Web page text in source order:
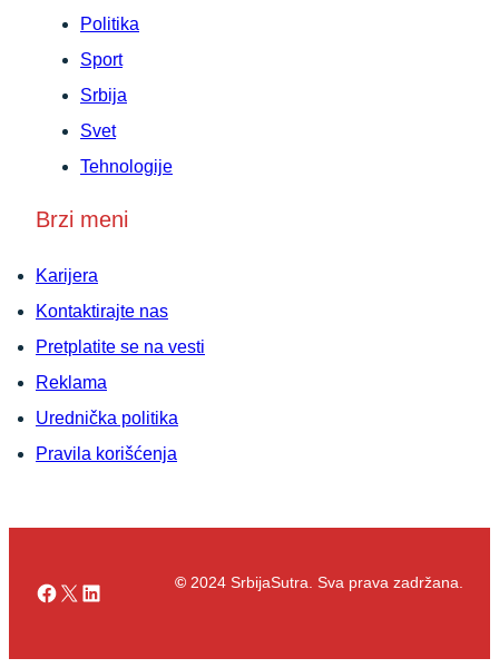
Politika
Sport
Srbija
Svet
Tehnologije
Brzi meni
Karijera
Kontaktirajte nas
Pretplatite se na vesti
Reklama
Urednička politika
Pravila korišćenja
Facebook
X LinkedIn© 2024 SrbijaSutra. Sva prava zadržana.